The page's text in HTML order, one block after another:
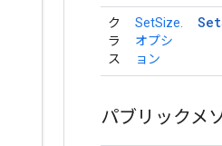
ク
ラ
ス
SetSize.
オプシ
ョン
Set
パブリックメ